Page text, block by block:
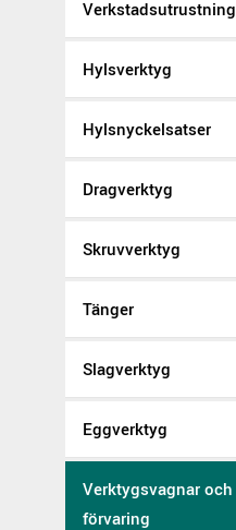
Verkstadsutrustning
Hylsverktyg
Hylsnyckelsatser
Dragverktyg
Skruvverktyg
Tänger
Slagverktyg
Eggverktyg
Verktygsvagnar och
förvaring